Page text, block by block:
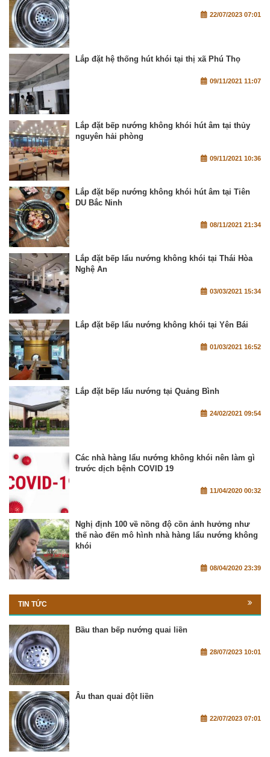
22/07/2023 07:01
Lắp đặt hệ thống hút khói tại thị xã Phú Thọ
09/11/2021 11:07
Lắp đặt bếp nướng không khói hút âm tại thủy
nguyên hải phòng
09/11/2021 10:36
Lắp đặt bếp nướng không khói hút âm tại Tiên
DU Bắc Ninh
08/11/2021 21:34
Lắp đặt bếp lẩu nướng không khói tại Thái Hòa
Nghệ An
03/03/2021 15:34
Lắp đặt bếp lẩu nướng không khói tại Yên Bái
01/03/2021 16:52
Lắp đặt bếp lẩu nướng tại Quảng Bình
24/02/2021 09:54
Các nhà hàng lẩu nướng không khói nên làm gì
trước dịch bệnh COVID 19
11/04/2020 00:32
Nghị định 100 về nồng độ cồn ảnh hưởng như
thế nào đến mô hình nhà hàng lẩu nướng không
khói
08/04/2020 23:39
TIN TỨC
Bầu than bếp nướng quai liền
28/07/2023 10:01
Âu than quai đột liền
22/07/2023 07:01